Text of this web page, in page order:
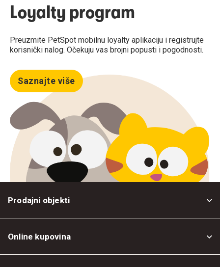
Loyalty program
Preuzmite PetSpot mobilnu loyalty aplikaciju i registrujte
korisnički nalog. Očekuju vas brojni popusti i pogodnosti.
Saznajte više
Prodajni objekti
Online kupovina